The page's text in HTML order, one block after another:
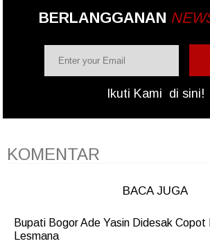
BERLANGGANAN
Ikuti Kami di sini!
KOMENTAR
BACA JUGA
Bupati Bogor Ade Yasin Didesak Copot
Lesmana